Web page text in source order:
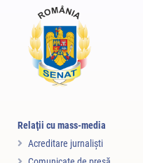
Relaţii cu mass-media
Acreditare jurnalişti